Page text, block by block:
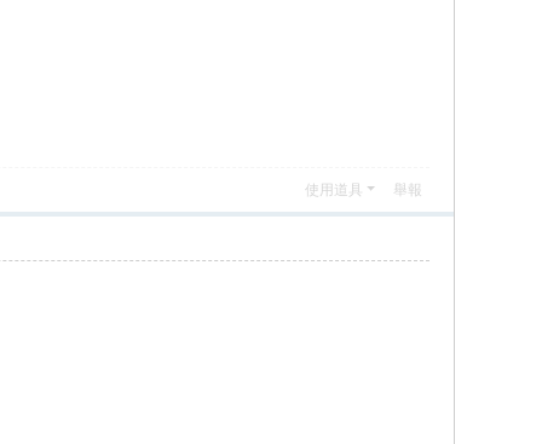
使用道具 舉報